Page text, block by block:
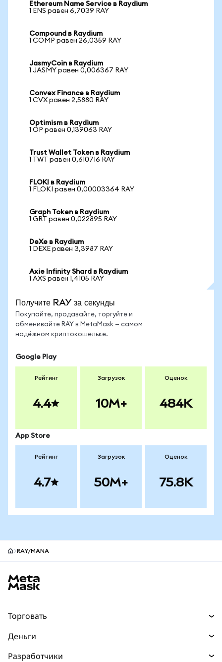
Ethereum Name Service в Raydium
1 ENS равен 6,7039 RAY
Compound в Raydium
1 COMP равен 26,0359 RAY
JasmyCoin в Raydium
1 JASMY равен 0,006367 RAY
Convex Finance в Raydium
1 CVX равен 2,5880 RAY
Optimism в Raydium
1 OP равен 0,139063 RAY
Trust Wallet Token в Raydium
1 TWT равен 0,610716 RAY
FLOKI в Raydium
1 FLOKI равен 0,00003364 RAY
Graph Token в Raydium
1 GRT равен 0,022895 RAY
DeXe в Raydium
1 DEXE равен 3,3987 RAY
Axie Infinity Shard в Raydium
1 AXS равен 1,4105 RAY
Получите RAY за секунды
Покупайте, продавайте, торгуйте и
обменивайте RAY в MetaMask — самом
надёжном криптокошельке.
Google Play
Рейтинг
4.4
Загрузок
10M+
Оценок
484K
App Store
Рейтинг
4.7
Загрузок
50M+
Оценок
75.8K
RAY/MANA
Торговать
Деньги
Разработчики